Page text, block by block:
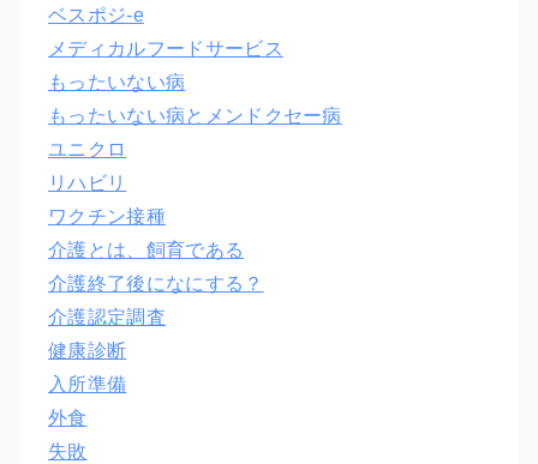
ベスポジ-e
メディカルフードサービス
もったいない病
もったいない病とメンドクセー病
ユニクロ
リハビリ
ワクチン接種
介護とは、飼育である
介護終了後になにする？
介護認定調査
健康診断
入所準備
外食
失敗